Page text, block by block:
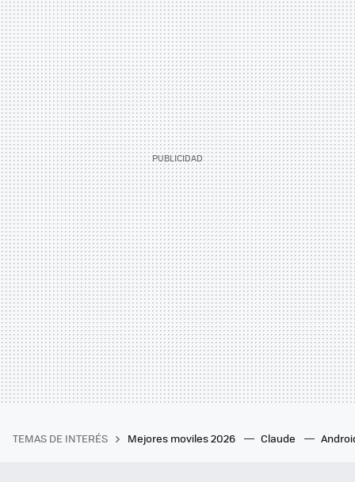
TEMAS DE INTERÉS Mejores moviles 2026 Claude